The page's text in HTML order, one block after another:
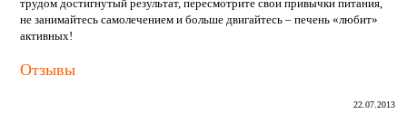
трудом достигнутый результат, пересмотрите свои привычки питания,
не занимайтесь самолечением и больше двигайтесь – печень «любит»
активных!
Отзывы
22.07.2013